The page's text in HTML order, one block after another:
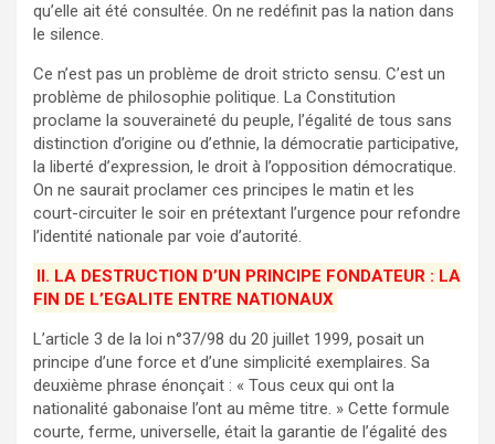
qu’elle ait été consultée. On ne redéfinit pas la nation dans
le silence.
Ce n’est pas un problème de droit stricto sensu. C’est un
problème de philosophie politique. La Constitution
proclame la souveraineté du peuple, l’égalité de tous sans
distinction d’origine ou d’ethnie, la démocratie participative,
la liberté d’expression, le droit à l’opposition démocratique.
On ne saurait proclamer ces principes le matin et les
court-circuiter le soir en prétextant l’urgence pour refondre
l’identité nationale par voie d’autorité.
II. LA DESTRUCTION D’UN PRINCIPE FONDATEUR : LA
FIN DE L’EGALITE ENTRE NATIONAUX
L’article 3 de la loi n°37/98 du 20 juillet 1999, posait un
principe d’une force et d’une simplicité exemplaires. Sa
deuxième phrase énonçait : « Tous ceux qui ont la
nationalité gabonaise l’ont au même titre. » Cette formule
courte, ferme, universelle, était la garantie de l’égalité des